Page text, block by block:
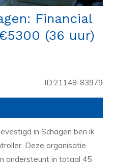
Financial
(36 uur)
ID:21148-83979
in Schagen ben ik
Deze organisatie
ondersteunt in totaal 45